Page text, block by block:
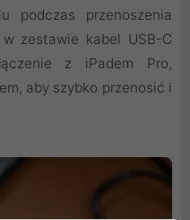
podczas przenoszenia
zestawie kabel USB-C
z iPadem Pro,
aby szybko przenosić i